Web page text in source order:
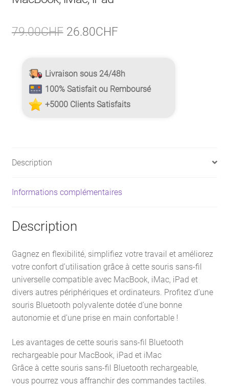
79.00CHF Le
initial
était :
79.00CHF.
26.80CHFLe
actuel
est :
26.80CHF.
Livraison sous 24/48h
100% Satisfait ou Remboursé
+5000 Clients Satisfaits
Description
Informations complémentaires
Description
Gagnez en flexibilité, simplifiez votre travail et améliorez
votre confort d’utilisation grâce à cette souris sans-fil
universelle compatible avec MacBook, iMac, iPad et
divers autres périphériques et ordinateurs. Profitez d’une
souris Bluetooth polyvalente dotée d’une bonne
autonomie et d’une prise en main confortable !
Les avantages de cette souris sans-fil Bluetooth
rechargeable pour MacBook, iPad et iMac
Grâce à cette souris sans-fil Bluetooth rechargeable,
vous pourrez vous affranchir des commandes tactiles.